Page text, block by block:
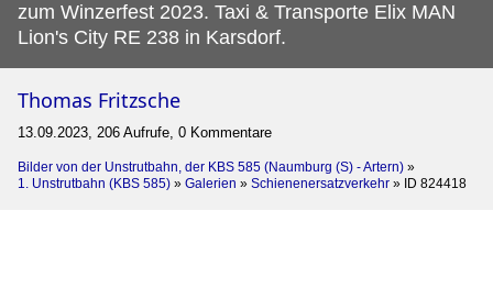
zum Winzerfest 2023. Taxi & Transporte Elix MAN
Lion's City RE 238 in Karsdorf.
Thomas Fritzsche
13.09.2023, 206 Aufrufe, 0 Kommentare
Bilder von der Unstrutbahn, der KBS 585 (Naumburg (S) - Artern) »
1. Unstrutbahn (KBS 585) » Galerien » Schienenersatzverkehr » ID 824418